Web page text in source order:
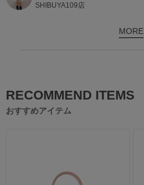
SHIBUYA109店
MORE
RECOMMEND ITEMS
おすすめアイテム